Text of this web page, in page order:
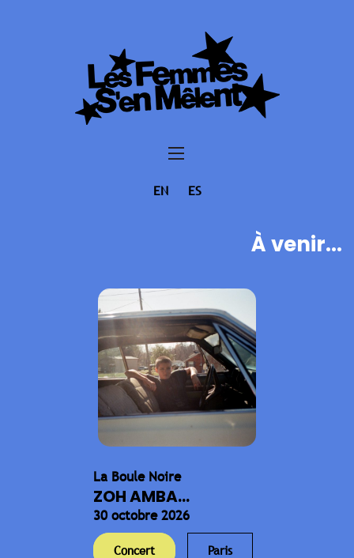
EN ES
À venir...
La Boule Noire
ZOH AMBA...
30 octobre 2026
Concert Paris